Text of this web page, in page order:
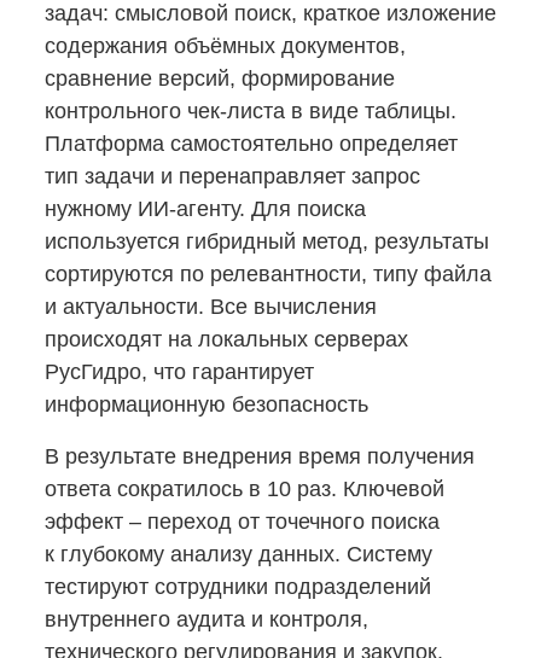
задач: смысловой поиск, краткое изложение
содержания объёмных документов,
сравнение версий, формирование
контрольного чек-листа в виде таблицы.
Платформа самостоятельно определяет
тип задачи и перенаправляет запрос
нужному ИИ-агенту. Для поиска
используется гибридный метод, результаты
сортируются по релевантности, типу файла
и актуальности. Все вычисления
происходят на локальных серверах
РусГидро, что гарантирует
информационную безопасность
В результате внедрения время получения
ответа сократилось в 10 раз. Ключевой
эффект – переход от точечного поиска
к глубокому анализу данных. Систему
тестируют сотрудники подразделений
внутреннего аудита и контроля,
технического регулирования и закупок.